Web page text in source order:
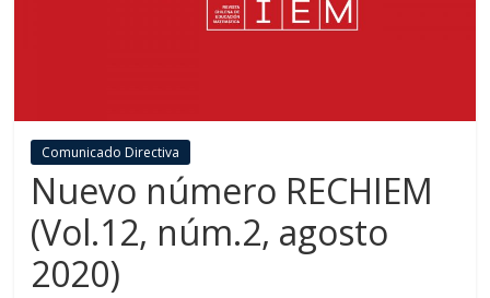
Comunicado Directiva
Nuevo número RECHIEM
(Vol.12, núm.2, agosto
2020)